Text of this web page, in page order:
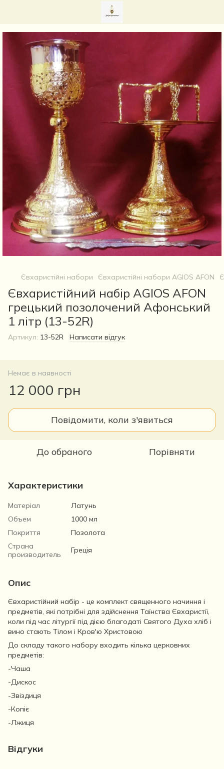
Євхаристійні набори Євхаристійні набори AGIOS AFON
Євхаристійний набір AGIOS AFON
грецький позолочений Афонський
1 літр (13-52R)
Артикул: 13-52R Написати відгук
Немає в наявності
12 000 грн
Повідомити, коли з'явиться
До обраного Порівняти
Характеристики
Матеріал
Латунь
Объем
1000 мл
Покриття
Позолота
Страна
производитель
Греція
Опис
Євхаристійний набір - це комплект священного начиння і
предметів, які потрібні для здійснення Таїнства Євхаристії,
коли під час літургії під дією благодаті Святого Духа хліб і
вино стають Тілом і Кров'ю Христовою
До складу такого набору входить кілька церковних
предметів:
-Чаша
-Дискос
-Звіздиця
-Копіє
-Лжиця
Відгуки